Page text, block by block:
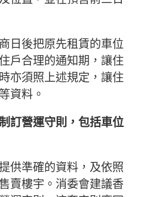
日後把原先租賃的車位
戶合理的通知期，讓住
亦須照上述規定，讓住
資料。
訂營運守則，包括車位
供準確的資料，及依照
賣樓宇。消委會建議香